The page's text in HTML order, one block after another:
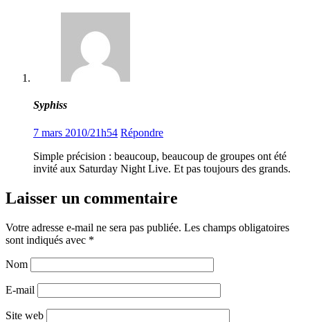
Syphiss
7 mars 2010/21h54 Répondre
Simple précision : beaucoup, beaucoup de groupes ont été
invité aux Saturday Night Live. Et pas toujours des grands.
Laisser un commentaire
Votre adresse e-mail ne sera pas publiée. Les champs obligatoires
sont indiqués avec *
Nom
E-mail
Site web